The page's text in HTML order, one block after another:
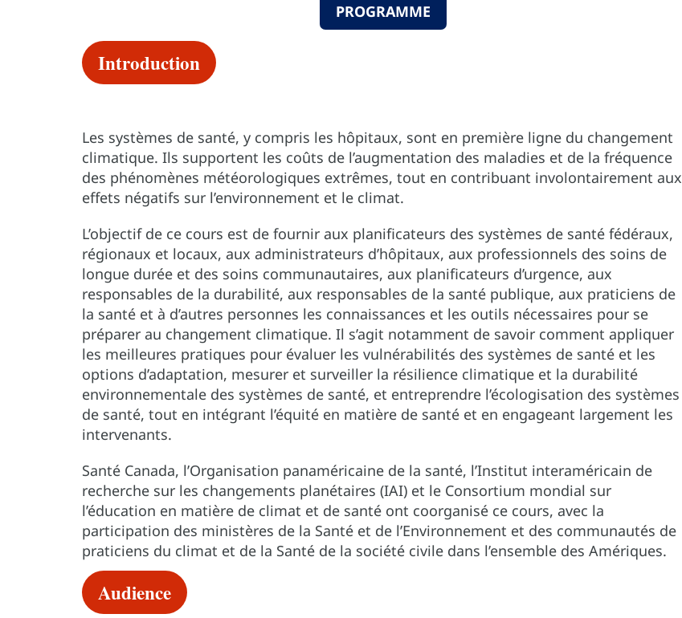
PROGRAMME
Introduction
Les systèmes de santé, y compris les hôpitaux, sont en première ligne du changement
climatique. Ils supportent les coûts de l’augmentation des maladies et de la fréquence
des phénomènes météorologiques extrêmes, tout en contribuant involontairement aux
effets négatifs sur l’environnement et le climat.
L’objectif de ce cours est de fournir aux planificateurs des systèmes de santé fédéraux,
régionaux et locaux, aux administrateurs d’hôpitaux, aux professionnels des soins de
longue durée et des soins communautaires, aux planificateurs d’urgence, aux
responsables de la durabilité, aux responsables de la santé publique, aux praticiens de
la santé et à d’autres personnes les connaissances et les outils nécessaires pour se
préparer au changement climatique. Il s’agit notamment de savoir comment appliquer
les meilleures pratiques pour évaluer les vulnérabilités des systèmes de santé et les
options d’adaptation, mesurer et surveiller la résilience climatique et la durabilité
environnementale des systèmes de santé, et entreprendre l’écologisation des systèmes
de santé, tout en intégrant l’équité en matière de santé et en engageant largement les
intervenants.
Santé Canada, l’Organisation panaméricaine de la santé, l’Institut interaméricain de
recherche sur les changements planétaires (IAI) et le Consortium mondial sur
l’éducation en matière de climat et de santé ont coorganisé ce cours, avec la
participation des ministères de la Santé et de l’Environnement et des communautés de
praticiens du climat et de la Santé de la société civile dans l’ensemble des Amériques.
Audience